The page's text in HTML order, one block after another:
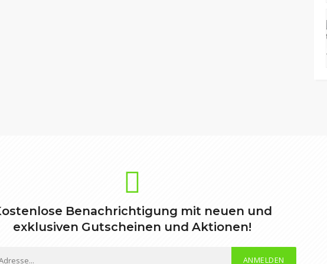
Benachrichtigung mit neuen und
exklusiven Gutscheinen und Aktionen!
ANMELDEN